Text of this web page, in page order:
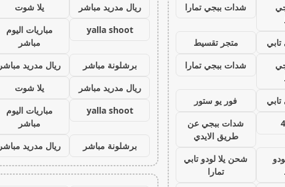
شدات ببجي تمارا
متجر تقسيط
شدات ببجي تمارا
فور يو ستور
شدات ببجي عن
طريق الايدي
شحن يلا لودو تابي
تمارا
ريال مدريد مباشر
يلا شوت
yalla shoot
مباريات اليوم
مباشر
برشلونة مباشر
ريال مدريد مباشر
ريال مدريد مباشر
يلا شوت
yalla shoot
مباريات اليوم
مباشر
برشلونة مباشر
ريال مدريد مباشر